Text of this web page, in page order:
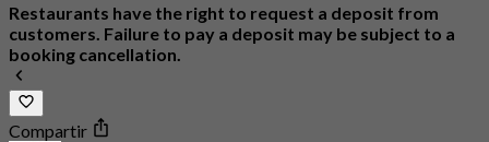
Restaurants have the right to request a deposit from
customers. Failure to pay a deposit may be subject to a
booking cancellation.
Compartir